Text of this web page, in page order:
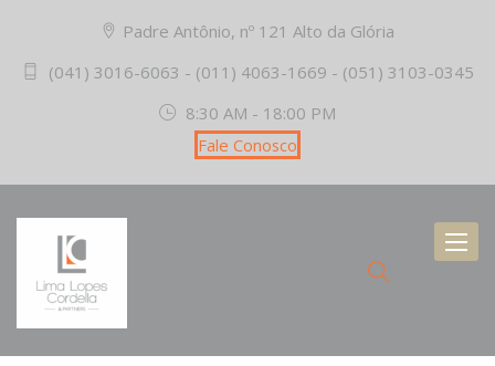
Padre Antônio, nº 121 Alto da Glória
(041) 3016-6063 - (011) 4063-1669 - (051) 3103-0345
8:30 AM - 18:00 PM
Fale Conosco